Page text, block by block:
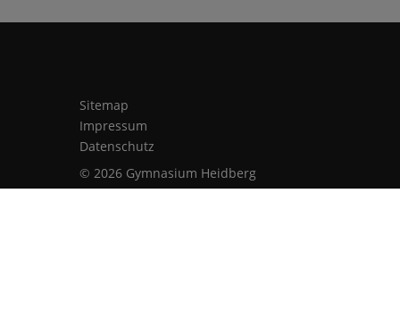
Sitemap
Impressum
Datenschutz
© 2026 Gymnasium Heidberg